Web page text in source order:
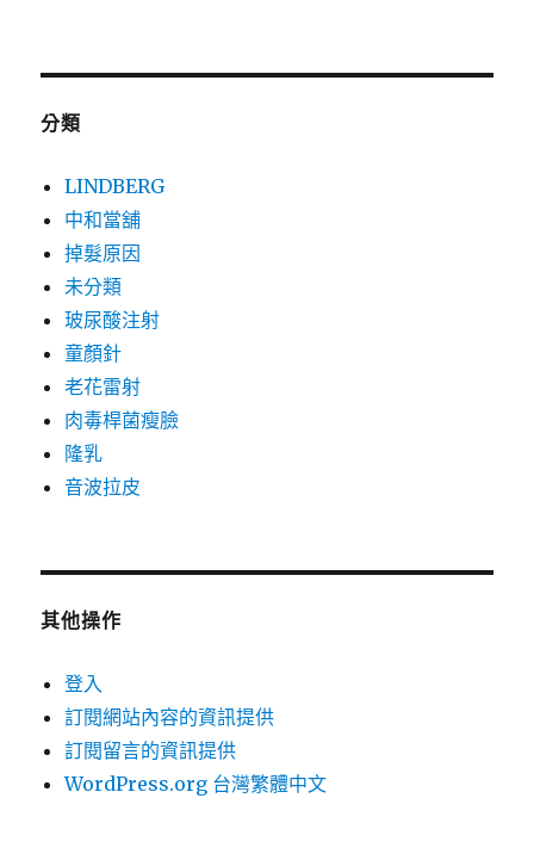
分類
LINDBERG
中和當舖
掉髮原因
未分類
玻尿酸注射
童顏針
老花雷射
肉毒桿菌瘦臉
隆乳
音波拉皮
其他操作
登入
訂閱網站內容的資訊提供
訂閱留言的資訊提供
WordPress.org 台灣繁體中文